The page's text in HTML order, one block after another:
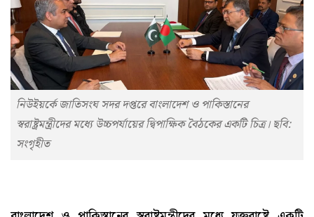
নিউইয়র্কে জাতিসংঘ সদর দপ্তরে বাংলাদেশ ও পাকিস্তানের
স্বরাষ্ট্রমন্ত্রীদের মধ্যে উচ্চপর্যায়ের দ্বিপাক্ষিক বৈঠকের একটি চিত্র। ছবি:
সংগৃহীত